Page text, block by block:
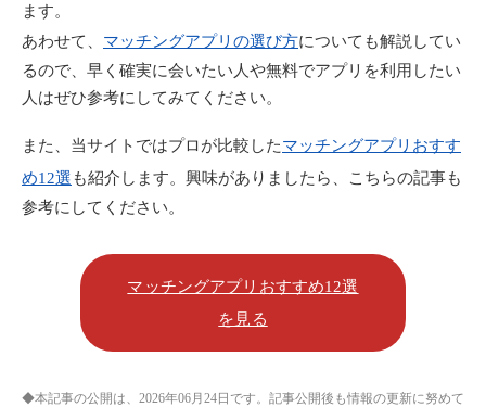
ます。
あわせて、 マッチングアプリの選び方についても解説してい
るので、早く確実に会いたい人や無料でアプリを利用したい
人はぜひ参考にしてみてください。
また、当サイトではプロが比較したマッチングアプリおすす
め12選 も紹介します。興味がありましたら、こちらの記事も
参考にしてください。
マッチングアプリおすすめ12選
を見る
◆本記事の公開は、2026年06月24日です。記事公開後も情報の更新に努めて